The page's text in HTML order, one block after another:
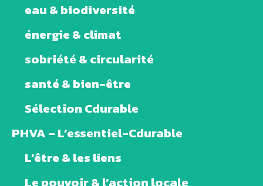
eau & biodiversité
énergie & climat
sobriété & circularité
santé & bien-être
Sélection Cdurable
PHVA – L’essentiel-Cdurable
L’être & les liens